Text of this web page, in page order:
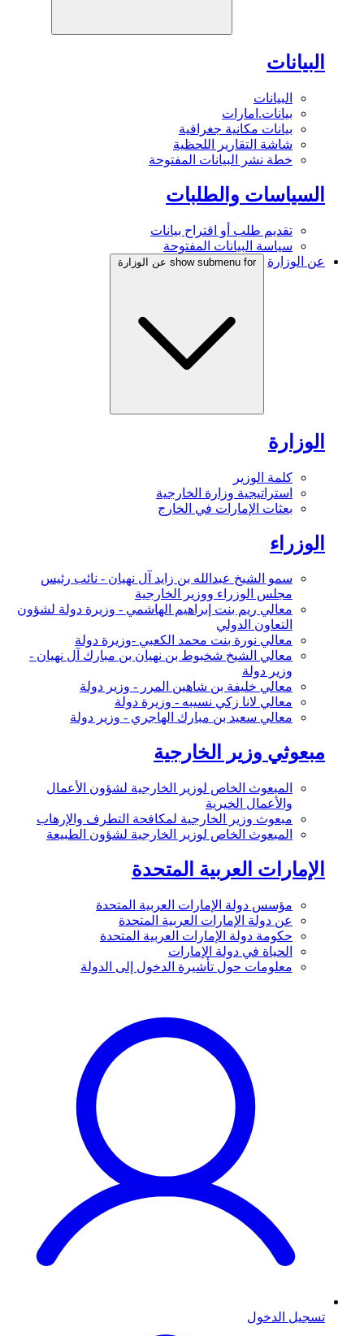
البيانات
البيانات
بيانات.امارات
بيانات مكانية جغرافية
شاشة التقارير اللحظية
خطة نشر البيانات المفتوحة
السياسات والطلبات
تقديم طلب أو اقتراح بيانات
سياسة البيانات المفتوحة
عن الوزارة
show submenu for عن الوزارة
الوزارة
كلمة الوزير
استراتيجية وزارة الخارجية
بعثات الإمارات في الخارج
الوزراء
سمو الشيخ عبدالله بن زايد آل نهيان - نائب رئيس
مجلس الوزراء ووزير الخارجية
معالي ريم بنت إبراهيم الهاشمي - وزيرة دولة لشؤون
التعاون الدولي
معالي نورة بنت محمد الكعبي -وزيرة دولة
معالي الشيخ شخبوط بن نهيان بن مبارك آل نهيان -
وزير دولة
معالي خليفة بن شاهين المرر - وزير دولة
معالي لانا زكي نسيبه - وزيرة دولة
معالي سعيد بن مبارك الهاجري - وزير دولة
مبعوثي وزير الخارجية
المبعوث الخاص لوزير الخارجية لشؤون الأعمال
والأعمال الخيرية
مبعوث وزير الخارجية لمكافحة التطرف والإرهاب
المبعوث الخاص لوزير الخارجية لشؤون الطبيعة
الإمارات العربية المتحدة
مؤسس دولة الإمارات العربية المتحدة
عن دولة الإمارات العربية المتحدة
حكومة دولة الإمارات العربية المتحدة
الحياة في دولة الإمارات
معلومات حول تأشيرة الدخول إلى الدولة
تسجيل الدخول